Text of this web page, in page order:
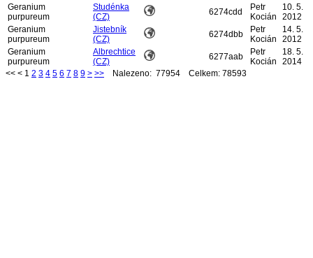
Geranium
purpureum
Studénka
(CZ)
6274cdd
Petr
Kocián
10. 5.
2012
Geranium
purpureum
Jistebník
(CZ)
6274dbb
Petr
Kocián
14. 5.
2012
Geranium
purpureum
Albrechtice
(CZ)
6277aab
Petr
Kocián
18. 5.
2014
<< < 1 2 3 4 5 6 7 8 9 > >> Nalezeno: 77954 Celkem: 78593